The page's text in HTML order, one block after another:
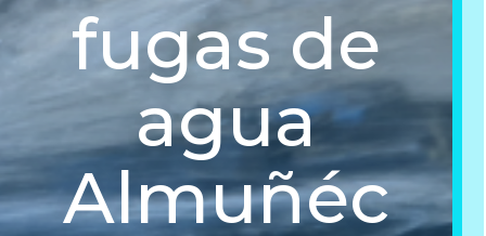
fugas de
agua
Almuñéc